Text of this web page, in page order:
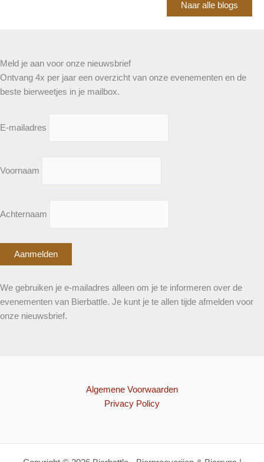
Naar alle blogs
Meld je aan voor onze nieuwsbrief
Ontvang 4x per jaar een overzicht van onze evenementen en de
beste bierweetjes in je mailbox.
E-mailadres
Voornaam
Achternaam
We gebruiken je e-mailadres alleen om je te informeren over de
evenementen van Bierbattle. Je kunt je te allen tijde afmelden voor
onze nieuwsbrief.
Algemene Voorwaarden
Privacy Policy